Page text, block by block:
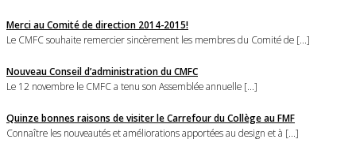
Merci au Comité de direction 2014-2015!
Le CMFC souhaite remercier sincèrement les membres du Comité de [...]
Nouveau Conseil d’administration du CMFC
Le 12 novembre le CMFC a tenu son Assemblée annuelle [...]
Quinze bonnes raisons de visiter le Carrefour du Collège au FMF
Connaître les nouveautés et améliorations apportées au design et à [...]